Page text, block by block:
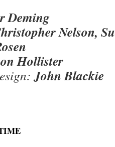
Deming
Nelson,
Hollister
John Blackie